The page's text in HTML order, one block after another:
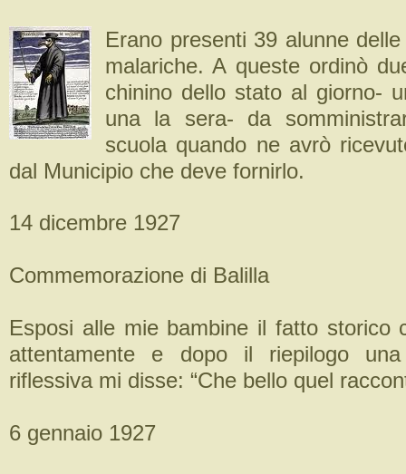
Erano presenti 39 alunne
malariche. A queste ordinò
chinino dello stato al giorno-
una la sera- da
scuola quando ne avrò
dal Municipio che deve fornirlo.
14 dicembre 1927
Commemorazione di Balilla
Esposi alle mie bambine il fatto storico
attentamente e dopo il riepilogo
riflessiva mi disse: “Che bello quel
6 gennaio 1927